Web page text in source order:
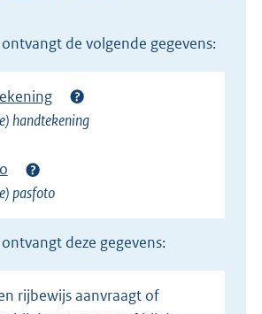
ontvangt de volgende gegevens:
handtekening
pasfoto
ontvangt deze gegevens: